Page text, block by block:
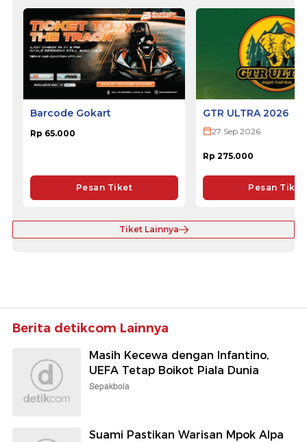
Barcode Gokart
Rp 65.000
Pesan Tiket
GTR ULTRA 2026
27 Sep 2026
Rp 275.000
Pesan Tiket
Tiket Lainnya
Berita detikcom Lainnya
Masih Kecewa dengan Infantino,
UEFA Tetap Boikot Piala Dunia
Sepakbola
Suami Pastikan Warisan Mpok Alpa